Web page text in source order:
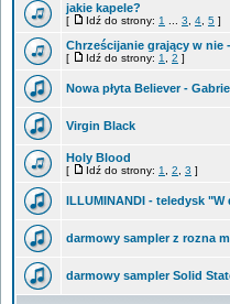
jakie kapele?
[ Idź do strony: 1 3 4 5 ]
Chrześcijanie grający w nie
[ Idź do strony: 1 2 ]
Nowa płyta Believer -
Virgin Black
Holy Blood
[ Idź do strony: 1 2 3 ]
ILLUMINANDI - teledysk
darmowy sampler z rozna
darmowy sampler Solid